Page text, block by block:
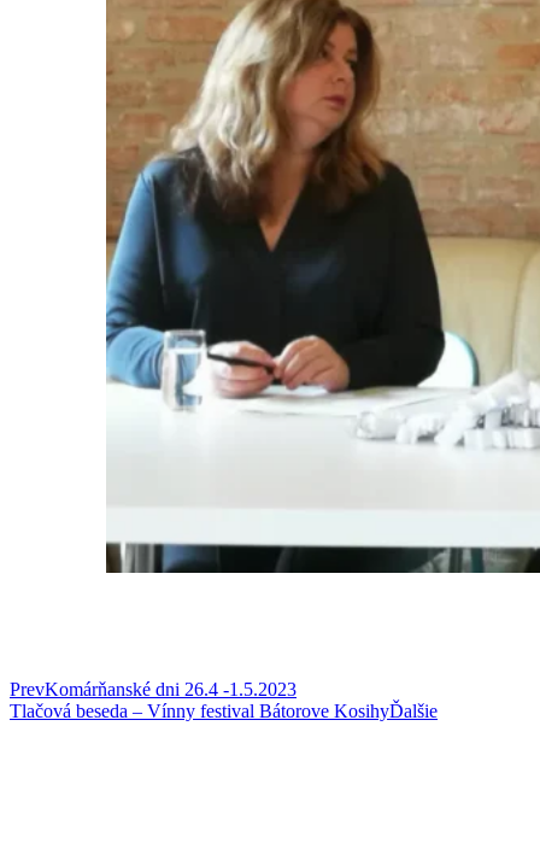
PrevKomárňanské dni 26.4 -1.5.2023
Tlačová beseda – Vínny festival Bátorove KosihyĎalšie